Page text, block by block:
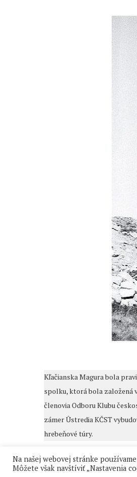
Kľačianska Magura bola
spolku, ktorá bola založená
členovia Odboru Klubu
zámer Ûstredia KČST
hrebeňové túry.
Na našej webovej stránke
Môžete však navštíviť „Nastavenia